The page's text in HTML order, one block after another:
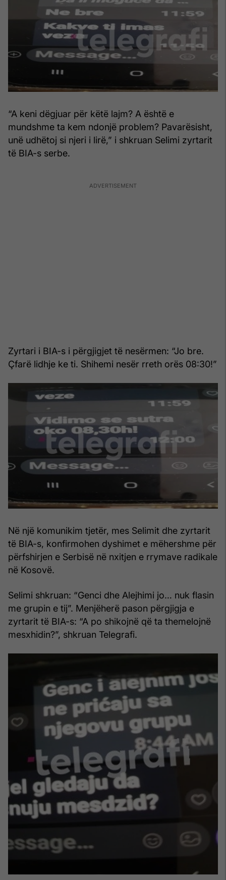
“A keni dëgjuar për këtë lajm? A është e
mundshme ta kem ndonjë problem? Pavarësisht,
unë udhëtoj si njeri i lirë,” i shkruan Selimi zyrtarit
të BIA-s serbe.
Zyrtari i BIA-s i përgjigjet të nesërmen: “Jo bre.
Çfarë lidhje ke ti. Shihemi nesër rreth orës 08:30!”
Në një komunikim tjetër, mes Selimit dhe zyrtarit
të BIA-s, konfirmohen dyshimet e mëhershme për
përfshirjen e Serbisë në nxitjen e rrymave radikale
në Kosovë.
Selimi shkruan: “Genci dhe Alejhimi jo… nuk flasin
me grupin e tij”. Menjëherë pason përgjigja e
zyrtarit të BIA-s: “A po shikojnë që ta themelojnë
mesxhidin?”, shkruan Telegrafi.